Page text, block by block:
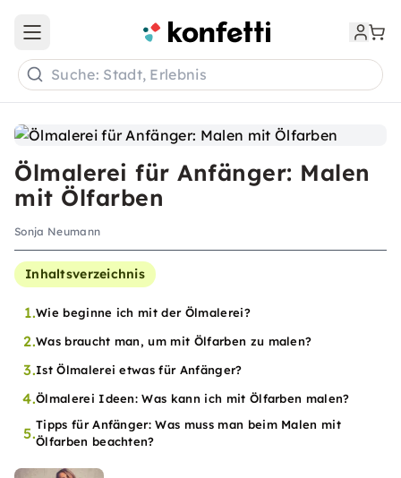
Ölmalerei für Anfänger: Malen
mit Ölfarben
Sonja Neumann
Inhaltsverzeichnis
1.Wie beginne ich mit der Ölmalerei?
2.Was braucht man, um mit Ölfarben zu malen?
3.Ist Ölmalerei etwas für Anfänger?
4.Ölmalerei Ideen: Was kann ich mit Ölfarben malen?
5.Tipps für Anfänger: Was muss man beim Malen mit
Ölfarben beachten?
Open main menu
Suche: Stadt, Erlebnis